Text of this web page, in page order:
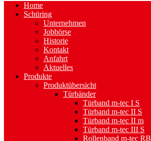
Home
Schüring
Unternehmen
Jobbörse
Historie
Kontakt
Anfahrt
Aktuelles
Produkte
Produktübersicht
Türbänder
Türband m-tec I S
Türband m-tec II S
Türband m-tec II m
Türband m-tec III S
Rollenband m-tec RB